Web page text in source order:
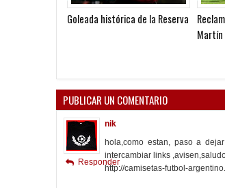
Quinteros: "No salió el partido
La
PUBLICAR UN COMENTARIO
nik
hola,como estan, paso a
intercambiar links
http://camisetas-futbol-
Responder